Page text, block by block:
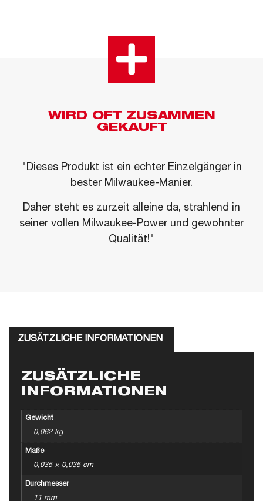
WIRD OFT ZUSAMMEN
GEKAUFT
"Dieses Produkt ist ein echter Einzelgänger in
bester Milwaukee-Manier.
Daher steht es zurzeit alleine da, strahlend in
seiner vollen Milwaukee-Power und gewohnter
Qualität!"
ZUSÄTZLICHE INFORMATIONEN
ZUSÄTZLICHE
INFORMATIONEN
Gewicht
0,062 kg
Maße
0,035 × 0,035 cm
Durchmesser
11 mm